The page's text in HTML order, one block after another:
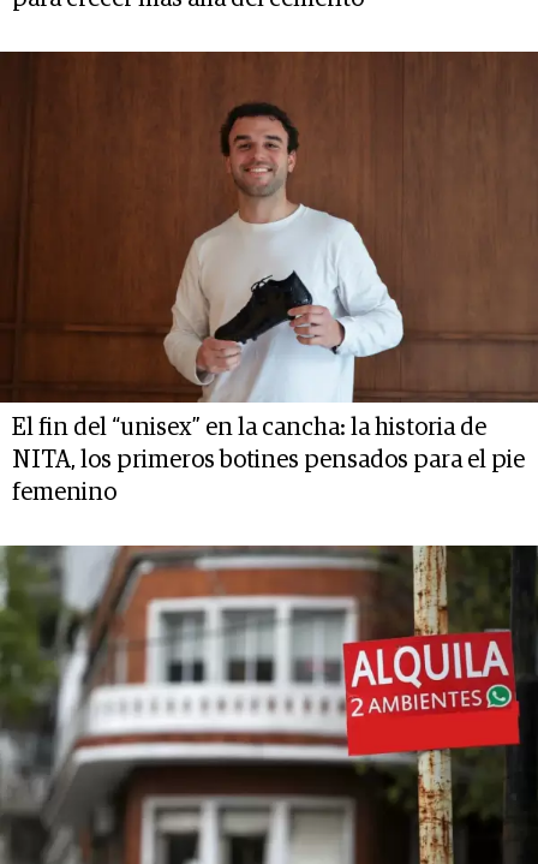
El fin del “unisex” en la cancha: la historia de
NITA, los primeros botines pensados para el pie
femenino